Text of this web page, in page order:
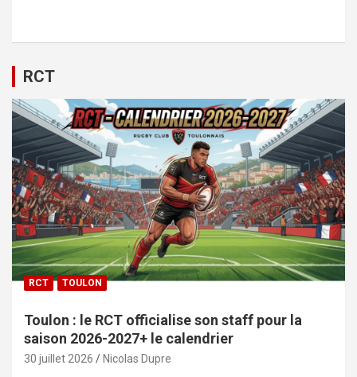
RCT
RCT TOULON
Toulon : le RCT officialise son staff pour la
saison 2026-2027+ le calendrier
30 juillet 2026 Nicolas Dupre